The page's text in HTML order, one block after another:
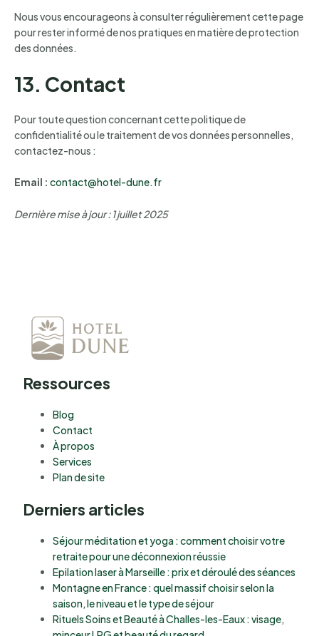
Nous vous encourageons à consulter régulièrement cette page
pour rester informé de nos pratiques en matière de protection
des données.
13. Contact
Pour toute question concernant cette politique de
confidentialité ou le traitement de vos données personnelles,
contactez-nous :
Email : contact@hotel-dune.fr
Dernière mise à jour : 1 juillet 2025
Ressources
Blog
Contact
À propos
Services
Plan de site
Derniers articles
Séjour méditation et yoga : comment choisir votre
retraite pour une déconnexion réussie
Epilation laser à Marseille : prix et déroulé des séances
Montagne en France : quel massif choisir selon la
saison, le niveau et le type de séjour
Rituels Soins et Beauté à Challes-les-Eaux : visage,